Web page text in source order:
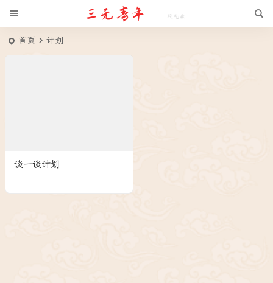
首页 计划
谈一谈计划